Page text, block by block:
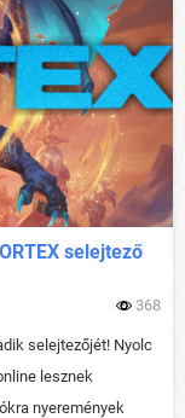
selejtező
368
selejtezőjét! Nyolc
lesznek
nyeremények